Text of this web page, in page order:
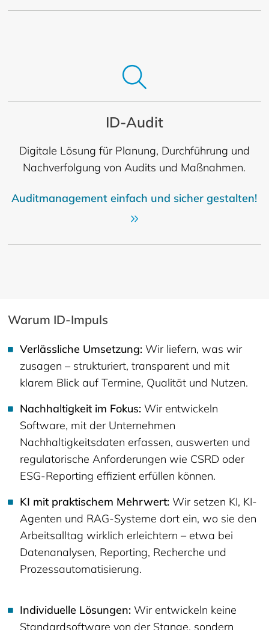
ID-Audit
Digitale Lösung für Planung, Durchführung und
Nachverfolgung von Audits und Maßnahmen.
Auditmanagement einfach und sicher gestalten!
Warum ID-Impuls
Verlässliche Umsetzung:Wir liefern, was wir
zusagen – strukturiert, transparent und mit
klarem Blick auf Termine, Qualität und Nutzen.
Nachhaltigkeit im Fokus: Wir entwickeln
Software, mit der Unternehmen
Nachhaltigkeitsdaten erfassen, auswerten und
regulatorische Anforderungen wie CSRD oder
ESG-Reporting effizient erfüllen können.
KI mit praktischem Mehrwert: Wir setzen KI, KI-
Agenten und RAG-Systeme dort ein, wo sie den
Arbeitsalltag wirklich erleichtern – etwa bei
Datenanalysen, Reporting, Recherche und
Prozessautomatisierung.
Individuelle Lösungen:Wir entwickeln keine
Standardsoftware von der Stange, sondern